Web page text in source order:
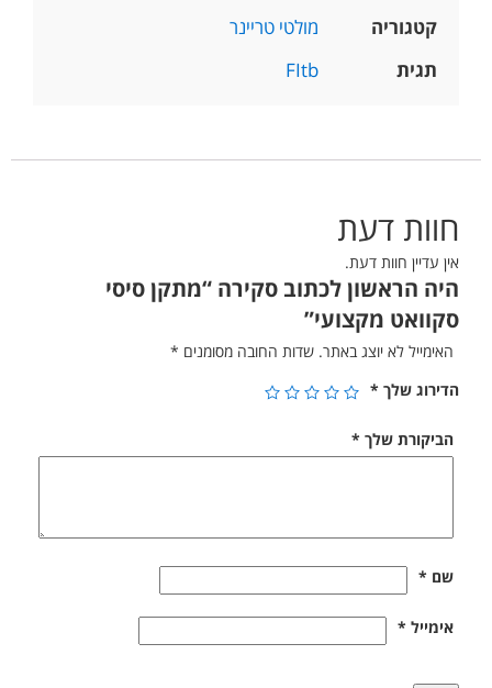
קטגוריה
מולטי טריינר
תגית
FItb
חוות דעת
אין עדיין חוות דעת.
היה הראשון לכתוב סקירה “מתקן סיסי
סקוואט מקצועי”
האימייל לא יוצג באתר. שדות החובה מסומנים *
הדירוג שלך *
הביקורת שלך *
שם *
אימייל *